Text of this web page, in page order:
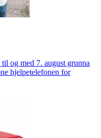
og med 7. august grunna
hjelpetelefonen for